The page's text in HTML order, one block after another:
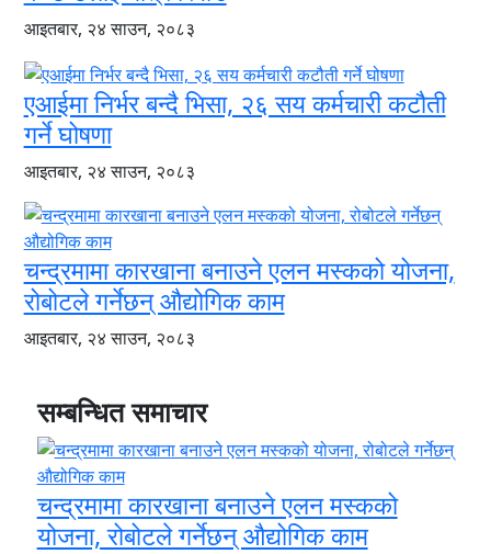
आइतबार, २४ साउन, २०८३
एआईमा निर्भर बन्दै भिसा, २६ सय कर्मचारी कटौती
गर्ने घोषणा
आइतबार, २४ साउन, २०८३
चन्द्रमामा कारखाना बनाउने एलन मस्कको योजना,
रोबोटले गर्नेछन् औद्योगिक काम
आइतबार, २४ साउन, २०८३
सम्बन्धित समाचार
चन्द्रमामा कारखाना बनाउने एलन मस्कको
योजना, रोबोटले गर्नेछन् औद्योगिक काम